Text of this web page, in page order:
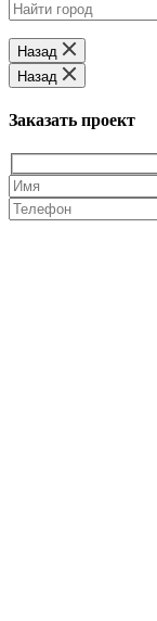
Назад
Назад
Заказать проект